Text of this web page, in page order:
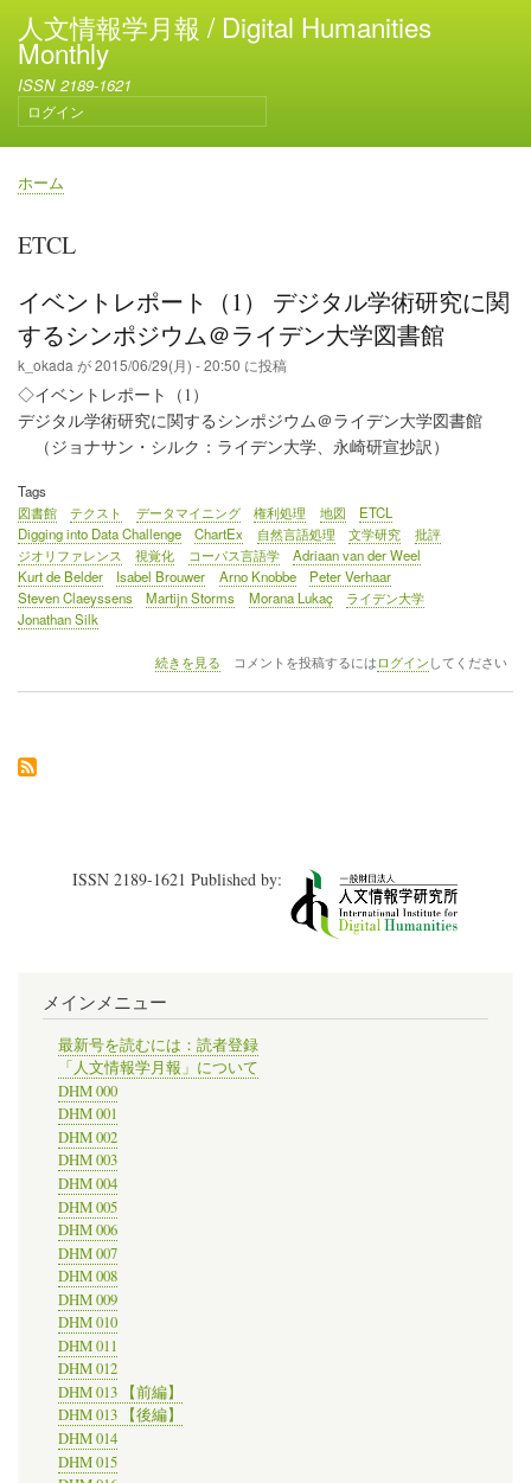
メ
イ
コ
テ
人文情報学月報 / Digital Humanities
Monthly
ISSN 2189-1621
ユ
ー
ザ
ー
カ
ン
ト
メ
ニ
ュ
ー
ログイン
パ
く
ホーム
ETCL
イベントレポート（1） デジタル学術研究に関
するシンポジウム＠ライデン大学図書館
k_okada が2015/06/29(月) - 20:50 に投稿
◇イベントレポート（1）
デジタル学術研究に関するシンポジウム＠ライデン大学図書館
（ジョナサン・シルク：ライデン大学、永崎研宣抄訳）
Tags
図書館
テクスト データマイニング 権利処理 地図
ETCL
Digging into Data Challenge
ChartEx 自然言語処理 文学研究
批評
ジオリファレンス
視覚化 コーパス言語学
Adriaan van der Weel
Kurt de Belder
Isabel Brouwer Arno Knobbe
Peter Verhaar
Steven Claeyssens
Martijn Storms Morana Lukaç
ライデン大学
Jonathan Silk
イ
タ
に
関
す
る
シ
館
の
続きを見る コメントを投稿するには ログイン してください
ISSN 2189-1621 Published by:
メインメニュー
最新号を読むには：読者登録
「人文情報学月報」について
DHM 000
DHM 001
DHM 002
DHM 003
DHM 004
DHM 005
DHM 006
DHM 007
DHM 008
DHM 009
DHM 010
DHM 011
DHM 012
DHM 013 【前編】
DHM 013 【後編】
DHM 014
DHM 015